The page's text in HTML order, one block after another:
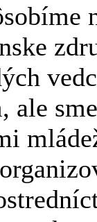
ale